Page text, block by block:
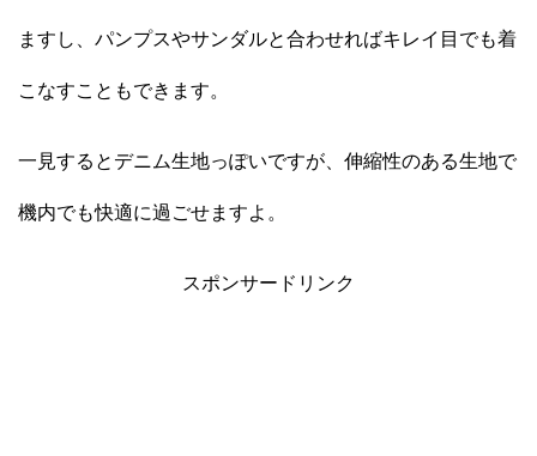
ますし、パンプスやサンダルと合わせればキレイ目でも着
こなすこともできます。
一見するとデニム生地っぽいですが、伸縮性のある生地で
機内でも快適に過ごせますよ。
スポンサードリンク